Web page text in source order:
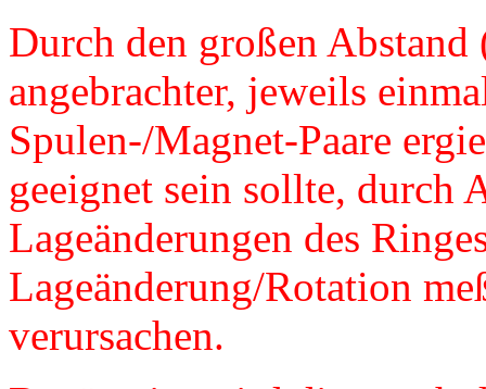
Durch den großen
angebrachter, jeweils
Spulen-/Magnet-Paare
geeignet sein sollte, durch
Lageänderungen des
Lageänderung/Rotation
verursachen.